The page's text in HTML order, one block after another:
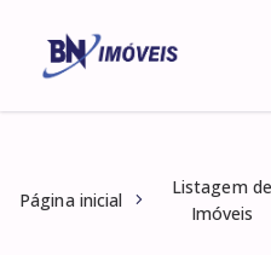
Página inicial
Listagem de
Imóveis